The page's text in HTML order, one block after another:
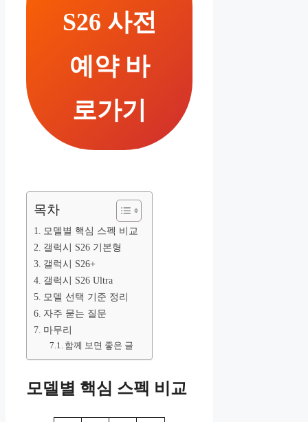
S26 사전
예약 바
로가기
목차
모델별 핵심 스펙 비교
갤럭시 S26 기본형
갤럭시 S26+
갤럭시 S26 Ultra
모델 선택 기준 정리
자주 묻는 질문
마무리
함께 보면 좋은 글
모델별 핵심 스펙 비교